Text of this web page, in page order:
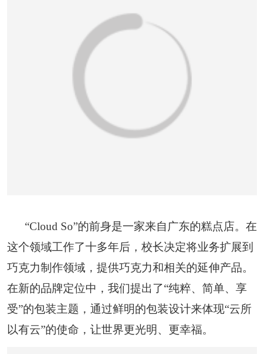
“Cloud So”的前身是一家来自广东的糕点店。在
这个领域工作了十多年后，校长决定将业务扩展到
巧克力制作领域，提供巧克力和相关的延伸产品。
在新的品牌定位中，我们提出了“纯粹、简单、享
受”的包装主题，通过鲜明的包装设计来体现“云所
以有云”的使命，让世界更光明、更幸福。